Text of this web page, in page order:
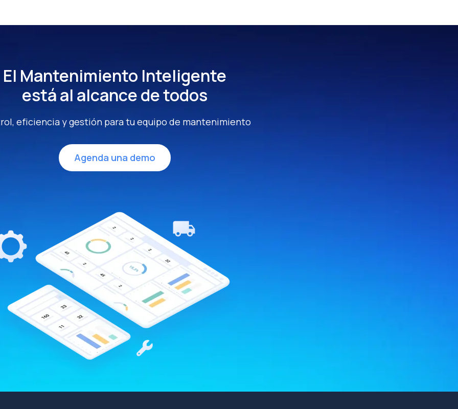
El Mantenimiento Inteligente
está al alcance de todos
eficiencia y gestión para tu equipo de mantenimiento
Agenda una demo